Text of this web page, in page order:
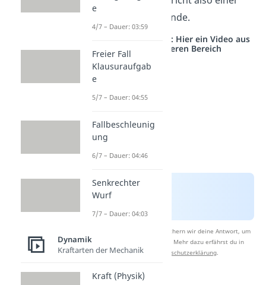
Seemeile pro Stunde.
Studyflix vernetzt: Hier ein Video aus
einem anderen Bereich
Nach Beantwortung speichern wir deine Antwort, um
Studyflix zu verbessern. Mehr dazu erfährst du in
unserer
Datenschutzerklärung.
e
4/7 – Dauer: 03:59
Freier Fall
Klausuraufgab
e
5/7 – Dauer: 04:55
Fallbeschleunig
ung
6/7 – Dauer: 04:46
Senkrechter
Wurf
7/7 – Dauer: 04:03
Dynamik
Kraftarten der Mechanik
Kraft (Physik)